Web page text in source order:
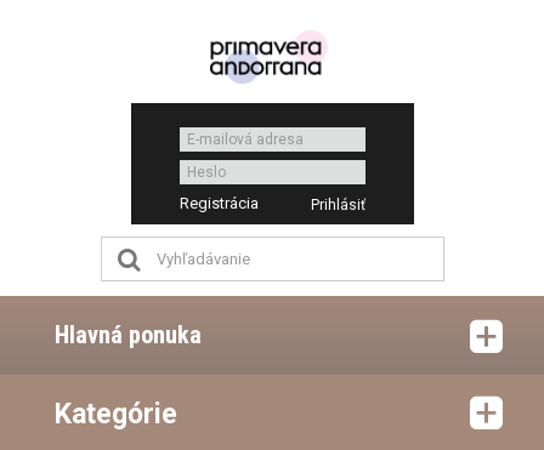
Registrácia
Hlavná ponuka
Kategórie